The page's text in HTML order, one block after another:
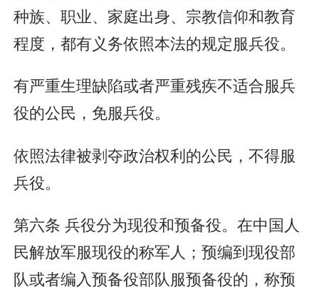
种族、职业、家庭出身、宗教信仰和教育
程度，都有义务依照本法的规定服兵役。
有严重生理缺陷或者严重残疾不适合服兵
役的公民，免服兵役。
依照法律被剥夺政治权利的公民，不得服
兵役。
第六条 兵役分为现役和预备役。在中国人
民解放军服现役的称军人；预编到现役部
队或者编入预备役部队服预备役的，称预